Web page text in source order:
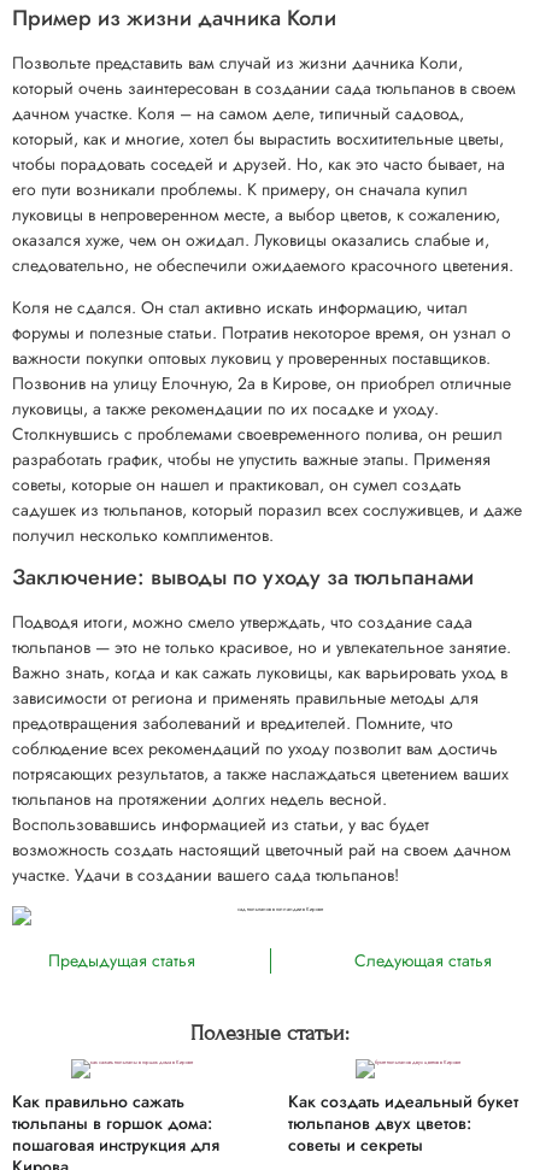
Пример из жизни дачника Коли
Позвольте представить вам случай из жизни дачника Коли,
который очень заинтересован в создании сада тюльпанов в своем
дачном участке. Коля – на самом деле, типичный садовод,
который, как и многие, хотел бы вырастить восхитительные цветы,
чтобы порадовать соседей и друзей. Но, как это часто бывает, на
его пути возникали проблемы. К примеру, он сначала купил
луковицы в непроверенном месте, а выбор цветов, к сожалению,
оказался хуже, чем он ожидал. Луковицы оказались слабые и,
следовательно, не обеспечили ожидаемого красочного цветения.
Коля не сдался. Он стал активно искать информацию, читал
форумы и полезные статьи. Потратив некоторое время, он узнал о
важности покупки оптовых луковиц у проверенных поставщиков.
Позвонив на улицу Елочную, 2а в Кирове, он приобрел отличные
луковицы, а также рекомендации по их посадке и уходу.
Столкнувшись с проблемами своевременного полива, он решил
разработать график, чтобы не упустить важные этапы. Применяя
советы, которые он нашел и практиковал, он сумел создать
садушек из тюльпанов, который поразил всех сослуживцев, и даже
получил несколько комплиментов.
Заключение: выводы по уходу за тюльпанами
Подводя итоги, можно смело утверждать, что создание сада
тюльпанов — это не только красивое, но и увлекательное занятие.
Важно знать, когда и как сажать луковицы, как варьировать уход в
зависимости от региона и применять правильные методы для
предотвращения заболеваний и вредителей. Помните, что
соблюдение всех рекомендаций по уходу позволит вам достичь
потрясающих результатов, а также наслаждаться цветением ваших
тюльпанов на протяжении долгих недель весной.
Воспользовавшись информацией из статьи, у вас будет
возможность создать настоящий цветочный рай на своем дачном
участке. Удачи в создании вашего сада тюльпанов!
Предыдущая статья Следующая статья
Полезные статьи:
Как правильно сажать
тюльпаны в горшок дома:
пошаговая инструкция для
Как создать идеальный букет
тюльпанов двух цветов:
советы и секреты